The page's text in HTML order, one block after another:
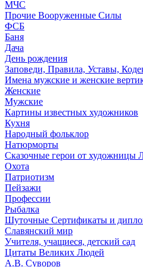
МЧС
Прочие Вооруженные Силы
ФСБ
Баня
Дача
День рождения
Заповеди, Правила, Уставы,
Имена мужские и женские
Женские
Мужские
Картины известных художников
Кухня
Народный фольклор
Натюрморты
Сказочные герои от художницы
Охота
Патриотизм
Пейзажи
Профессии
Рыбалка
Шуточные Сертификаты и
Славянский мир
Учителя, учащиеся, детский сад
Цитаты Великих Людей
А.В. Суворов